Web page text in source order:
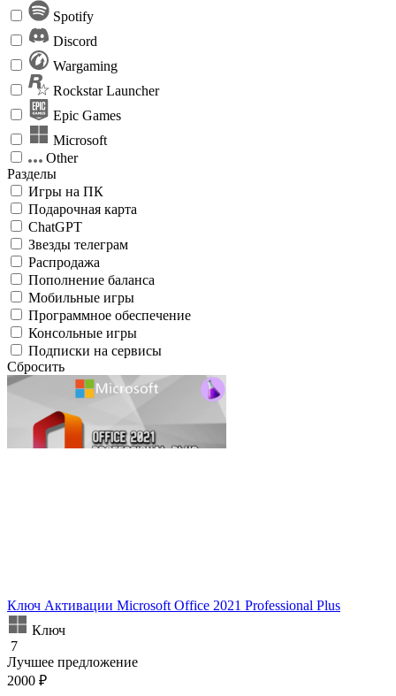
Spotify
Discord
Wargaming
Rockstar Launcher
Epic Games
Microsoft
Other
Разделы
Игры на ПК
Подарочная карта
ChatGPT
Звезды телеграм
Распродажа
Пополнение баланса
Мобильные игры
Программное обеспечение
Консольные игры
Подписки на сервисы
Сбросить
Ключ Активации Microsoft Office 2021 Professional Plus
Ключ
7
Лучшее предложение
2000 ₽